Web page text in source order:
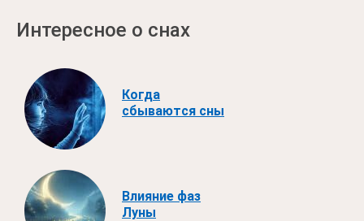
Интересное о снах
Когда
сбываются сны
Влияние фаз
Луны